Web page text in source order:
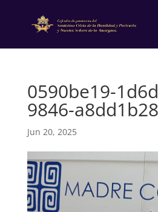
0590be19-
9846-
Jun 20, 2025